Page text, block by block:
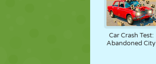
Car Crash Test:
Abandoned City